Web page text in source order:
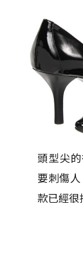
頭型尖
要刺傷
款已經很